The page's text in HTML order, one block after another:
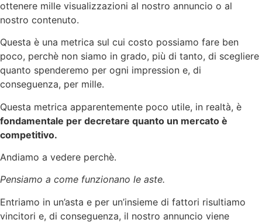
ottenere mille visualizzazioni al nostro annuncio o al
nostro contenuto.
Questa è una metrica sul cui costo possiamo fare ben
poco, perchè non siamo in grado, più di tanto, di scegliere
quanto spenderemo per ogni impression e, di
conseguenza, per mille.
Questa metrica apparentemente poco utile, in realtà, è
fondamentale per decretare quanto un mercato è
competitivo.
Andiamo a vedere perchè.
Pensiamo a come funzionano le aste.
Entriamo in un’asta e per un’insieme di fattori risultiamo
vincitori e, di conseguenza, il nostro annuncio viene